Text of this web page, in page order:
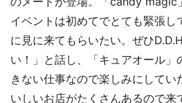
イベントは初めてでとても緊張し
に見に来てもらいたい。ぜひ
い！」と話し、「キュアオール」
きない仕事なので楽しみにしてい
いしいお店がたくさんあるので来